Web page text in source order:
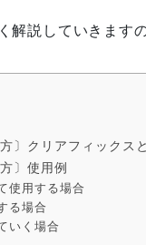
解説していきます
〕クリアフィックス
〕使用例
使用する場合
る場合
いく場合